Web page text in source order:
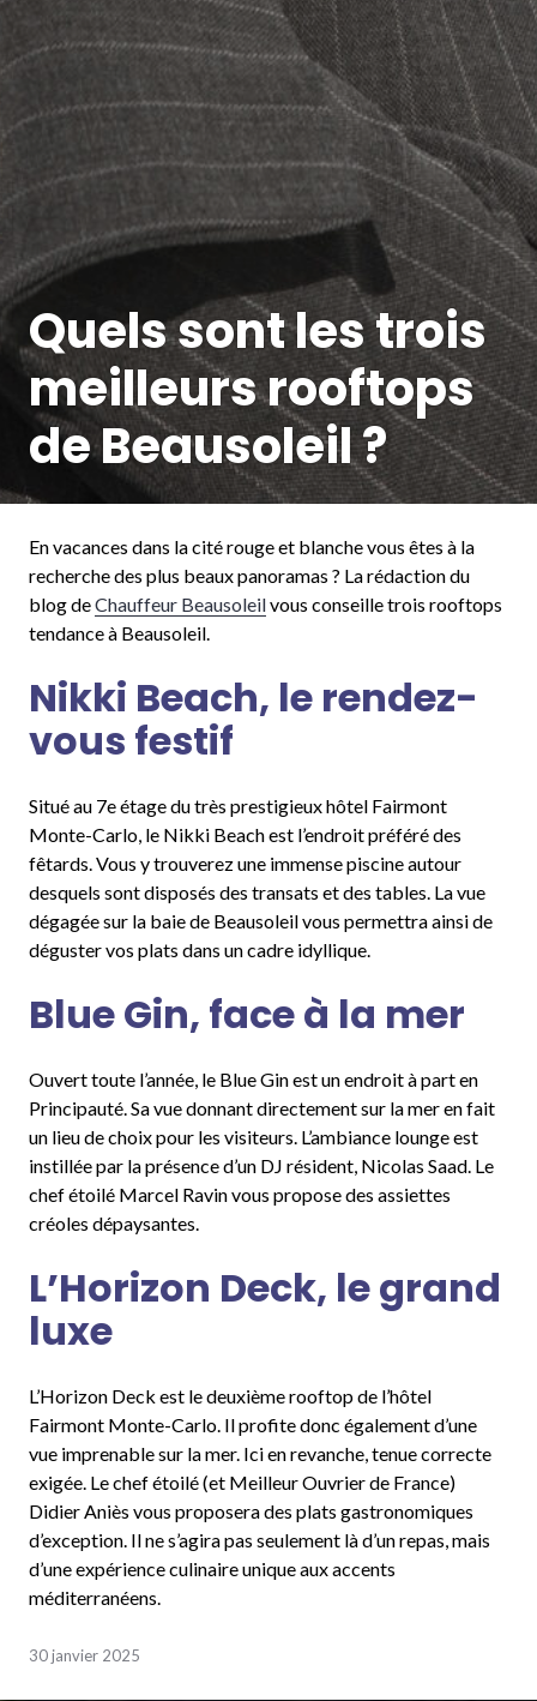
Quels sont les trois
meilleurs rooftops
de Beausoleil ?
En vacances dans la cité rouge et blanche vous êtes à la
recherche des plus beaux panoramas ? La rédaction du
blog deChauffeur Beausoleilvous conseille trois rooftops
tendance à Beausoleil.
Nikki Beach, le rendez-
vous festif
Situé au 7e étage du très prestigieux hôtel Fairmont
Monte-Carlo, le Nikki Beach est l’endroit préféré des
fêtards. Vous y trouverez une immense piscine autour
desquels sont disposés des transats et des tables. La vue
dégagée sur la baie de Beausoleil vous permettra ainsi de
déguster vos plats dans un cadre idyllique.
Blue Gin, face à la mer
Ouvert toute l’année, le Blue Gin est un endroit à part en
Principauté. Sa vue donnant directement sur la mer en fait
un lieu de choix pour les visiteurs. L’ambiance lounge est
instillée par la présence d’un DJ résident, Nicolas Saad. Le
chef étoilé Marcel Ravin vous propose des assiettes
créoles dépaysantes.
L’Horizon Deck, le grand
luxe
L’Horizon Deck est le deuxième rooftop de l’hôtel
Fairmont Monte-Carlo. Il profite donc également d’une
vue imprenable sur la mer. Ici en revanche, tenue correcte
exigée. Le chef étoilé (et Meilleur Ouvrier de France)
Didier Aniès vous proposera des plats gastronomiques
d’exception. Il ne s’agira pas seulement là d’un repas, mais
d’une expérience culinaire unique aux accents
méditerranéens.
30 janvier 2025